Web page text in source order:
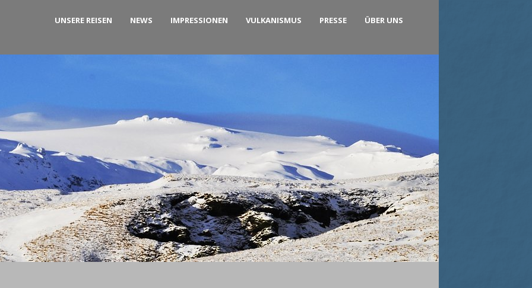
UNSERE REISEN NEWS IMPRESSIONEN VULKANISMUS PRESSE ÜBER UNS